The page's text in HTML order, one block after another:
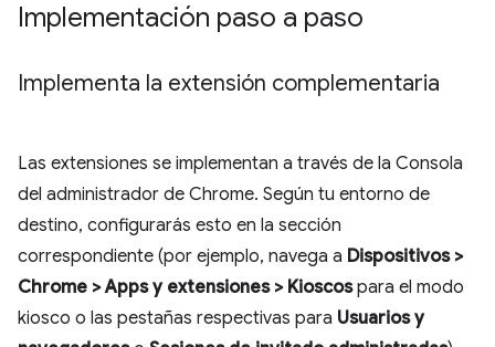
Implementación paso a paso
Implementa la extensión complementaria
Las extensiones se implementan a través de la Consola
del administrador de Chrome. Según tu entorno de
destino, configurarás esto en la sección
correspondiente (por ejemplo, navega a Dispositivos >
Chrome > Apps y extensiones > Kioscospara el modo
kiosco o las pestañas respectivas para Usuarios y